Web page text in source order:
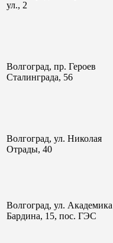
ул., 2
Волгоград, пр. Героев
Сталинграда, 56
Волгоград, ул. Николая
Отрады, 40
Волгоград, ул. Академика
Бардина, 15, пос. ГЭС